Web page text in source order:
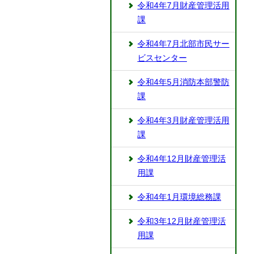
令和4年7月財産管理活用
課
令和4年7月北部市民サー
ビスセンター
令和4年5月消防本部警防
課
令和4年3月財産管理活用
課
令和4年12月財産管理活
用課
令和4年1月環境総務課
令和3年12月財産管理活
用課